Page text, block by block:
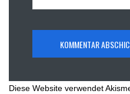
Diese Website verwendet